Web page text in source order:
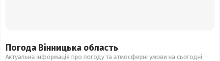
Погода Вінницька область
Актуальна інформація про погоду та атмосферні умови на сьогодні